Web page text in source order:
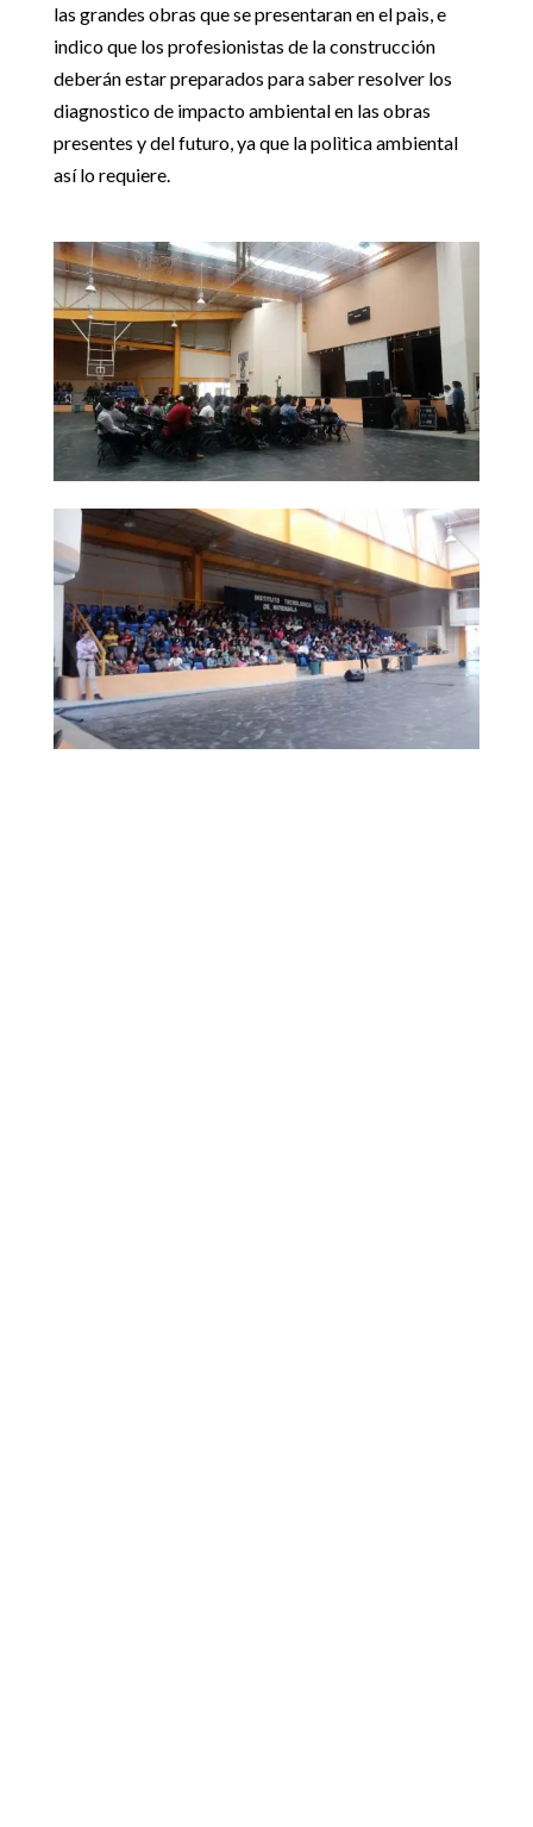
las grandes obras que se presentaran en el paìs, e
indico que los profesionistas de la construcción
deberán estar preparados para saber resolver los
diagnostico de impacto ambiental en las obras
presentes y del futuro, ya que la polìtica ambiental
así lo requiere.